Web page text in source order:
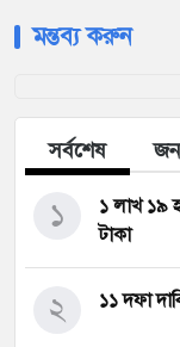
মন্তব্য করুন
সর্বশেষ
১ লাখ ১৯
টাকা
১
১১ দফা
২